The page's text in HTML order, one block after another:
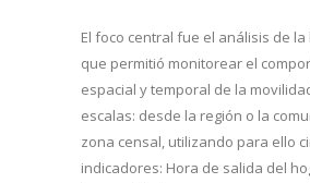
El foco central fue el análisis de
que permitió monitorear el
espacial y temporal de la
escalas: desde la región o la
zona censal, utilizando para ello
indicadores: Hora de salida del